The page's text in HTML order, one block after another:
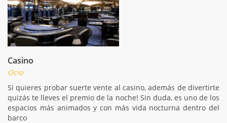
Casino
Ocio
Si quieres probar suerte vente al casino, además de divertirte
quizás te lleves el premio de la noche! Sin duda, es uno de los
espacios más animados y con más vida nocturna dentro del
barco